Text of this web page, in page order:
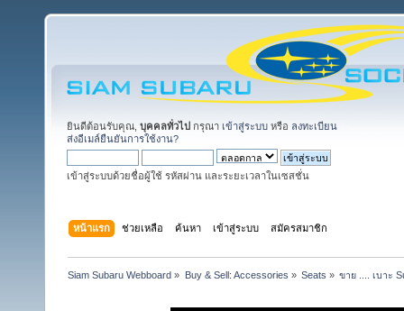
ยินดีต้อนรับคุณ, บุคคลทั่วไป กรุณา เข้าสู่ระบบ หรือ ลงทะเบียน
ส่งอีเมล์ยืนยันการใช้งาน?
เข้าสู่ระบบด้วยชื่อผู้ใช้ รหัสผ่าน และระยะเวลาในเซสชั่น
หน้าแรก ช่วยเหลือ ค้นหา เข้าสู่ระบบ สมัครสมาชิก
Siam Subaru Webboard » Buy & Sell: Accessories » Seats » ขาย .... เบาะ